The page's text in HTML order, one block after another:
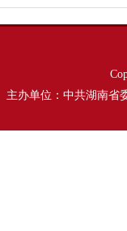
主办单位：中共湖南省